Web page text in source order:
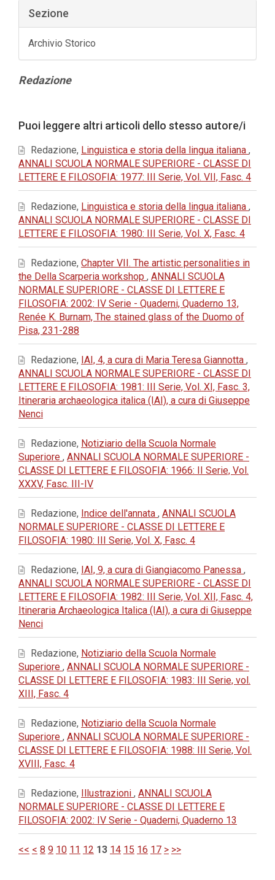
Sezione
Archivio Storico
Contenuto
Redazione
dell'articolo
Puoi leggere altri articoli dello stesso autore/i
Redazione, Linguistica e storia della lingua italiana ,
ANNALI SCUOLA NORMALE SUPERIORE - CLASSE DI
LETTERE E FILOSOFIA: 1977: III Serie, Vol. VII, Fasc. 4
Redazione, Linguistica e storia della lingua italiana ,
ANNALI SCUOLA NORMALE SUPERIORE - CLASSE DI
LETTERE E FILOSOFIA: 1980: III Serie, Vol. X, Fasc. 4
Redazione, Chapter VII. The artistic personalities in
the Della Scarperia workshop , ANNALI SCUOLA
NORMALE SUPERIORE - CLASSE DI LETTERE E
FILOSOFIA: 2002: IV Serie - Quaderni, Quaderno 13,
Renée K. Burnam, The stained glass of the Duomo of
Pisa, 231-288
Redazione, IAI, 4, a cura di Maria Teresa Giannotta ,
ANNALI SCUOLA NORMALE SUPERIORE - CLASSE DI
LETTERE E FILOSOFIA: 1981: III Serie, Vol. XI, Fasc. 3,
Itineraria archaeologica italica (IAI), a cura di Giuseppe
Nenci
Redazione, Notiziario della Scuola Normale
Superiore , ANNALI SCUOLA NORMALE SUPERIORE -
CLASSE DI LETTERE E FILOSOFIA: 1966: II Serie, Vol.
XXXV, Fasc. III-IV
Redazione, Indice dell'annata , ANNALI SCUOLA
NORMALE SUPERIORE - CLASSE DI LETTERE E
FILOSOFIA: 1980: III Serie, Vol. X, Fasc. 4
Redazione, IAI, 9, a cura di Giangiacomo Panessa ,
ANNALI SCUOLA NORMALE SUPERIORE - CLASSE DI
LETTERE E FILOSOFIA: 1982: III Serie, Vol. XII, Fasc. 4,
Itineraria Archaeologica Italica (IAI), a cura di Giuseppe
Nenci
Redazione, Notiziario della Scuola Normale
Superiore , ANNALI SCUOLA NORMALE SUPERIORE -
CLASSE DI LETTERE E FILOSOFIA: 1983: III Serie, vol.
XIII, Fasc. 4
Redazione, Notiziario della Scuola Normale
Superiore , ANNALI SCUOLA NORMALE SUPERIORE -
CLASSE DI LETTERE E FILOSOFIA: 1988: III Serie, Vol.
XVIII, Fasc. 4
Redazione, Illustrazioni , ANNALI SCUOLA
NORMALE SUPERIORE - CLASSE DI LETTERE E
FILOSOFIA: 2002: IV Serie - Quaderni, Quaderno 13
<< < 8 9 10 11 12 13 14 15 16 17 > >>